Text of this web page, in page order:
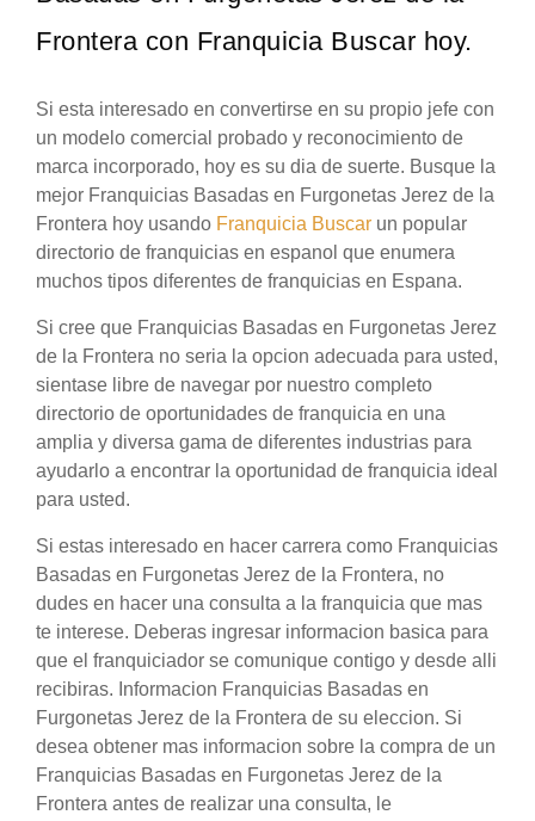
Frontera con Franquicia Buscar hoy.
Si esta interesado en convertirse en su propio jefe con
un modelo comercial probado y reconocimiento de
marca incorporado, hoy es su dia de suerte. Busque la
mejor Franquicias Basadas en Furgonetas Jerez de la
Frontera hoy usando Franquicia Buscar un popular
directorio de franquicias en espanol que enumera
muchos tipos diferentes de franquicias en Espana.
Si cree que Franquicias Basadas en Furgonetas Jerez
de la Frontera no seria la opcion adecuada para usted,
sientase libre de navegar por nuestro completo
directorio de oportunidades de franquicia en una
amplia y diversa gama de diferentes industrias para
ayudarlo a encontrar la oportunidad de franquicia ideal
para usted.
Si estas interesado en hacer carrera como Franquicias
Basadas en Furgonetas Jerez de la Frontera, no
dudes en hacer una consulta a la franquicia que mas
te interese. Deberas ingresar informacion basica para
que el franquiciador se comunique contigo y desde alli
recibiras. Informacion Franquicias Basadas en
Furgonetas Jerez de la Frontera de su eleccion. Si
desea obtener mas informacion sobre la compra de un
Franquicias Basadas en Furgonetas Jerez de la
Frontera antes de realizar una consulta, le